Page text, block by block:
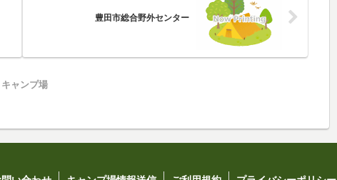
豊田市総合野外センター
ャンプ場